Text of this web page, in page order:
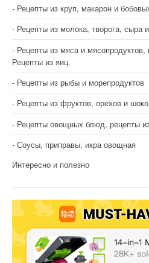
Рецепты из круп, макарон и
Рецепты из молока, творога, сыра
Рецепты из мяса и мясопродуктов,
Рецепты из яиц.
Рецепты из рыбы и морепродуктов
Рецепты из фруктов, орехов и
Рецепты овощных блюд, рецепты
Соусы, приправы, икра овощная
Интересно и полезно